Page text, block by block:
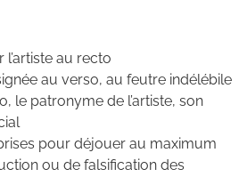
au recto
au verso, au feutre indélébile
le patronyme de l’artiste, son
pour déjouer au maximum
ou de falsification des